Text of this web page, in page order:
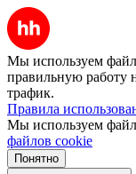
Мы используем
правильную работу
трафик.
Правила
Мы используем
файлов cookie
Понятно